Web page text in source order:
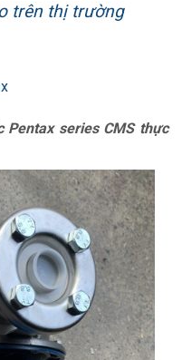
trên thị trường
series CMS thực